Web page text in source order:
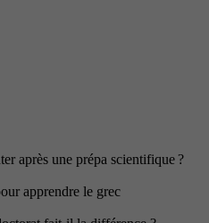
après une prépa scientifique ?
apprendre le grec